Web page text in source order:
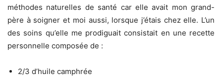
méthodes naturelles de santé car elle avait mon grand-
père à soigner et moi aussi, lorsque j’étais chez elle. L’un
des soins qu’elle me prodiguait consistait en une recette
personnelle composée de :
2/3 d’huile camphrée